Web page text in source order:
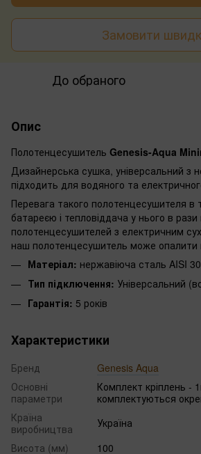
Замовити
До обраного
Опис
Полотенцесушитель Genesis-Aqua
Дизайнерська сушка, універсальний з
підходить для водяного та
Перевага такого полотенцесушителя в
батареєю і тепловіддача у нього в
полотенцесушителей з електричним
наш полотенцесушитель може опалити
Матеріал: нержавіюча сталь AISI
Тип підключення: Універсальний
Гарантія: 5 років
Характеристики
Бренд
Genesis Aqua
Основні
параметри
Комплект кріплень -
комплектуються
Країна
виробництва
Україна
Висота (мм)
100